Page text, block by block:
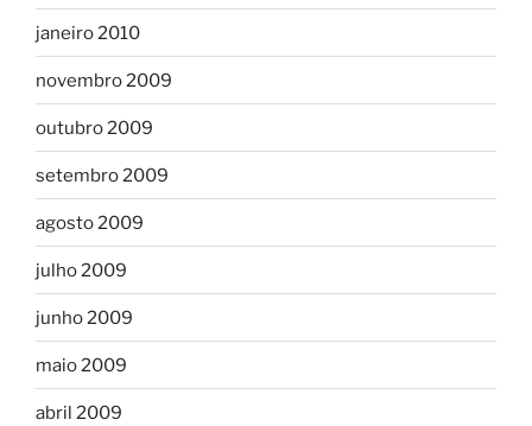
janeiro 2010
novembro 2009
outubro 2009
setembro 2009
agosto 2009
julho 2009
junho 2009
maio 2009
abril 2009